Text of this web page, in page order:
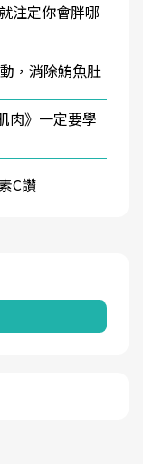
注定你會胖哪
，消除鮪魚肚
肉》一定要學
C讚